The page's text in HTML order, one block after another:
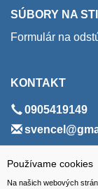
Používame cookies
Na našich webových
SÚBORY NA
Formulár na
KONTAKT
0905419149
ADRESA